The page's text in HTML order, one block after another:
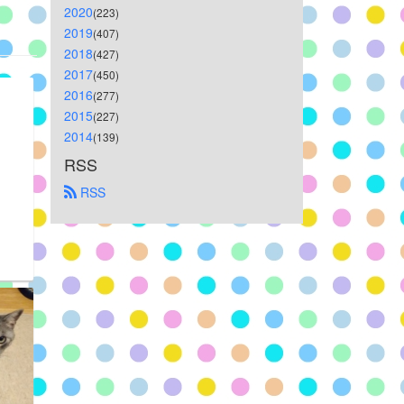
2020(223)
2019(407)
2018(427)
2017(450)
2016(277)
2015(227)
2014(139)
RSS
RSS